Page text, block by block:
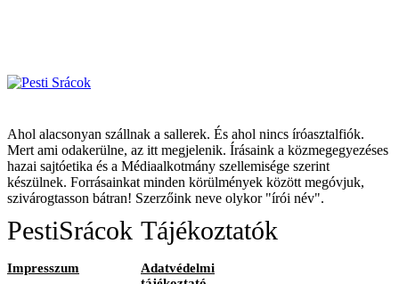
Ahol alacsonyan szállnak a sallerek. És ahol nincs íróasztalfiók.
Mert ami odakerülne, az itt megjelenik. Írásaink a közmegegyezéses
hazai sajtóetika és a Médiaalkotmány szellemisége szerint
készülnek. Forrásainkat minden körülmények között megóvjuk,
szivárogtasson bátran! Szerzőink neve olykor "írói név".
PestiSrácok
Impresszum
Tájékoztatók
Adatvédelmi